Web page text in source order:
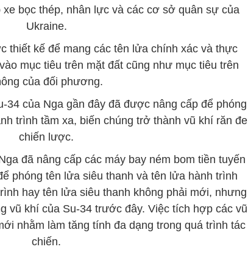
xe bọc thép, nhân lực và các cơ sở quân sự của
Ukraine.
thiết kế để mang các tên lửa chính xác và thực
mục tiêu trên mặt đất cũng như mục tiêu trên
của đối phương.
34 của Nga gần đây đã được nâng cấp để phóng
trình tầm xa, biến chúng trở thành vũ khí răn đe
chiến lược.
đã nâng cấp các máy bay ném bom tiền tuyến
phóng tên lửa siêu thanh và tên lửa hành trình
hay tên lửa siêu thanh không phải mới, nhưng
vũ khí của Su-34 trước đây. Việc tích hợp các vũ
nhằm làm tăng tính đa dạng trong quá trình tác
chiến.